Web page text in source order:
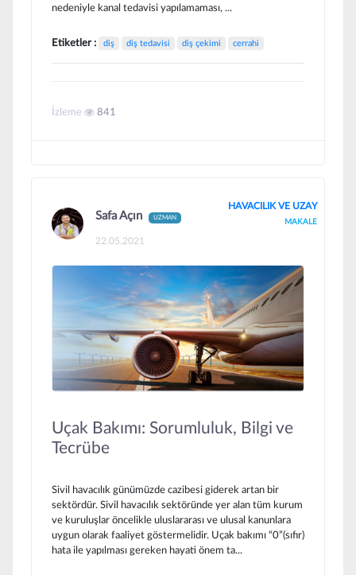
nedeniyle kanal tedavisi yapılamaması, ...
Etiketler : diş diş tedavisi diş çekimi cerrahi
İzleme 841
Safa Açın UZMAN
22.05.2021
HAVACILIK VE UZAY
MAKALE
Uçak Bakımı: Sorumluluk, Bilgi ve
Tecrübe
Sivil havacılık günümüzde cazibesi giderek artan bir
sektördür. Sivil havacılık sektöründe yer alan tüm kurum
ve kuruluşlar öncelikle uluslararası ve ulusal kanunlara
uygun olarak faaliyet göstermelidir. Uçak bakımı “0”(sıfır)
hata ile yapılması gereken hayati önem ta...